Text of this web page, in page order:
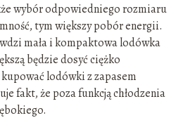
wybór odpowiedniego rozmiaru
tym większy pobór energii.
mała i kompaktowa lodówka
będzie dosyć ciężko
lodówki z zapasem
fakt, że poza funkcją chłodzenia